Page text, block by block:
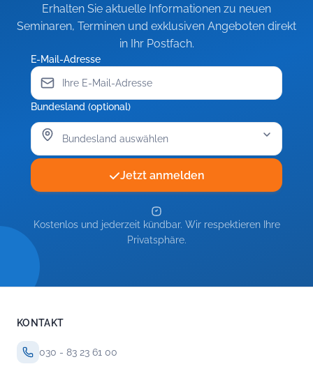
Erhalten Sie aktuelle Informationen zu neuen
Seminaren, Terminen und exklusiven Angeboten direkt
in Ihr Postfach.
E-Mail-Adresse
Bundesland (optional)
Jetzt anmelden
Kostenlos und jederzeit kündbar. Wir respektieren Ihre
Privatsphäre.
KONTAKT
030 - 83 23 61 00